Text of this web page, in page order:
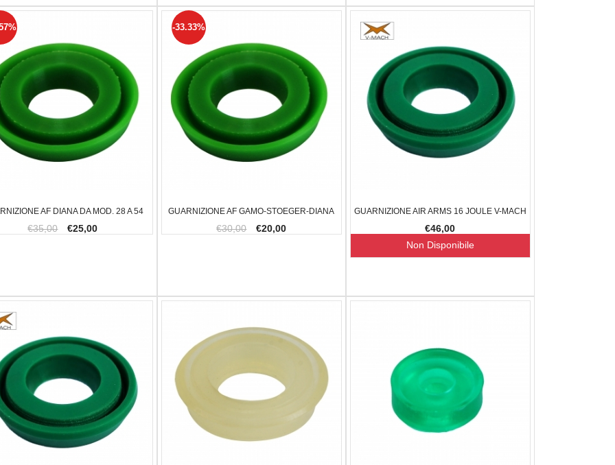
AF DIANA DA MOD. 28 A 54
€35,00 €25,00
GUARNIZIONE AF GAMO-STOEGER-DIANA
€30,00 €20,00
-33.33%
GUARNIZIONE AIR ARMS 16 JOULE V-MACH
€46,00
Non Disponibile